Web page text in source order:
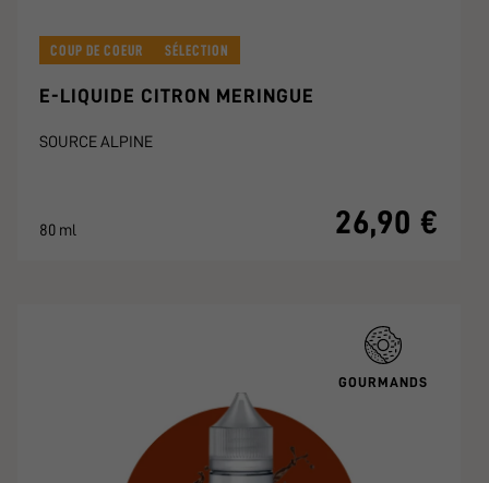
COUP DE COEUR SÉLECTION
E-LIQUIDE CITRON MERINGUE
SOURCE ALPINE
80 ml 26,90 €
GOURMANDS